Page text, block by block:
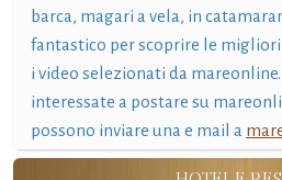
barca, magari a vela, in
fantastico per scoprire le
i video selezionati da
interessate a postare su
possono inviare una e mail a